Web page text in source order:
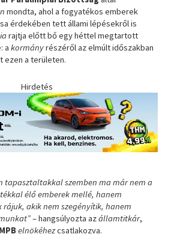
mondta, ahol a fogyatékos emberek
érdekében tett állami lépésekről is
rajtja előtt bő egy héttel megtartott
akormányrészéről az elmúlt időszakban
ezen a területen.
Hirdetés
tapasztaltakkal szemben ma már nem a
élő emberek mellé, hanem
akik nem szegényítik, hanem
– hangsúlyozta azállamtitkár,
MPBelnökéhezcsatlakozva.